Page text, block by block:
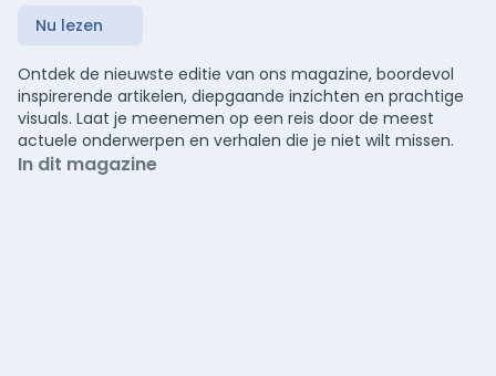
Nu lezen
Ontdek de nieuwste editie van ons magazine, boordevol
inspirerende artikelen, diepgaande inzichten en prachtige
visuals. Laat je meenemen op een reis door de meest
actuele onderwerpen en verhalen die je niet wilt missen.
In dit magazine